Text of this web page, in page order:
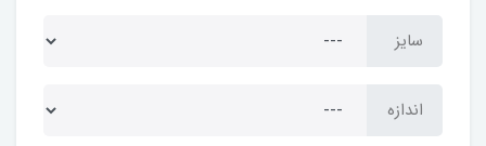
سایز
اندازه